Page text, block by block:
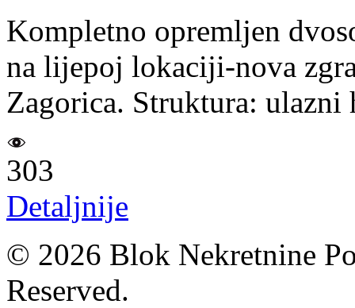
Kompletno opremljen
na lijepoj lokaciji-nova
Zagorica. Struktura:
303
Detaljnije
© 2026 Blok Nekretnine
Reserved.